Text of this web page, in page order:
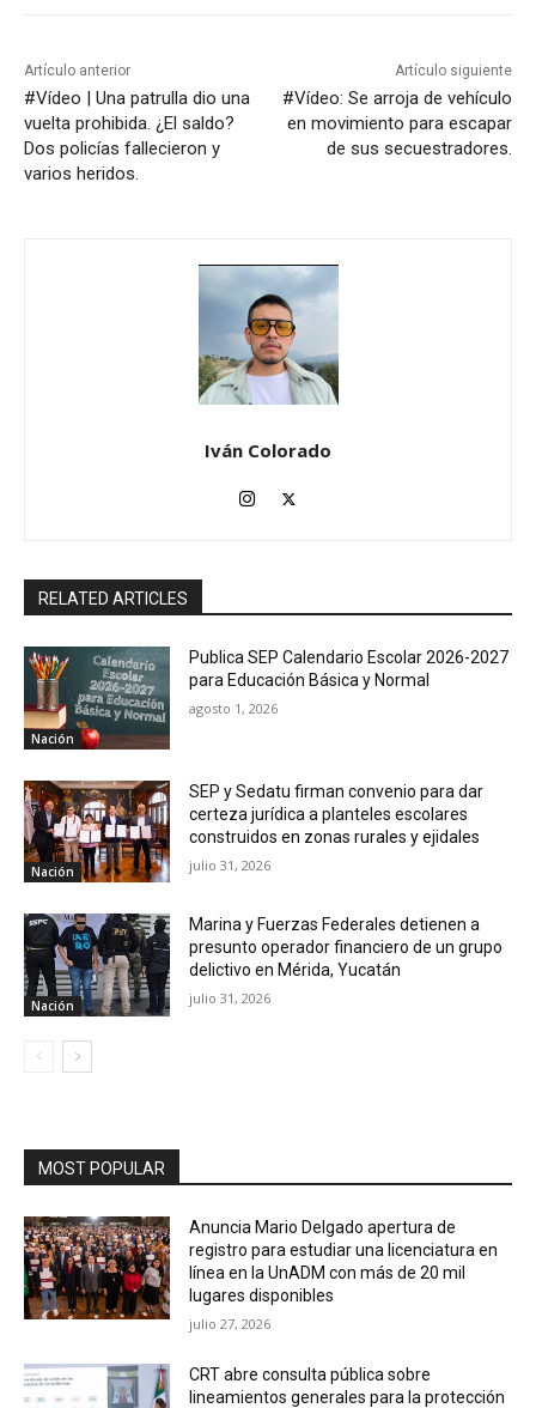
Artículo anterior
#Vídeo | Una patrulla dio una
vuelta prohibida. ¿El saldo?
Dos policías fallecieron y
varios heridos.
Artículo siguiente
#Vídeo: Se arroja de vehículo
en movimiento para escapar
de sus secuestradores.
Iván Colorado
RELATED ARTICLES
Nación
Publica SEP Calendario Escolar 2026-2027
para Educación Básica y Normal
agosto 1, 2026
Nación
SEP y Sedatu firman convenio para dar
certeza jurídica a planteles escolares
construidos en zonas rurales y ejidales
julio 31, 2026
Nación
Marina y Fuerzas Federales detienen a
presunto operador financiero de un grupo
delictivo en Mérida, Yucatán
julio 31, 2026
MOST POPULAR
Anuncia Mario Delgado apertura de
registro para estudiar una licenciatura en
línea en la UnADM con más de 20 mil
lugares disponibles
julio 27, 2026
CRT abre consulta pública sobre
lineamientos generales para la protección